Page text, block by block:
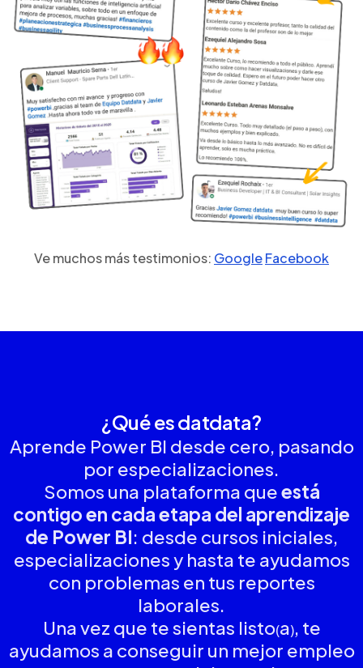
Ve muchos más testimonios: GoogleFacebook
¿Qué es datdata?
Aprende Power BI desde cero, pasando
por especializaciones.
Somos una plataforma queestá
contigo en cada etapa del aprendizaje
de Power BI: desde cursos iniciales,
especializaciones y hasta te ayudamos
con problemas en tus reportes
laborales.
Una vez que te sientas listo(a), te
ayudamos a conseguir un mejor empleo